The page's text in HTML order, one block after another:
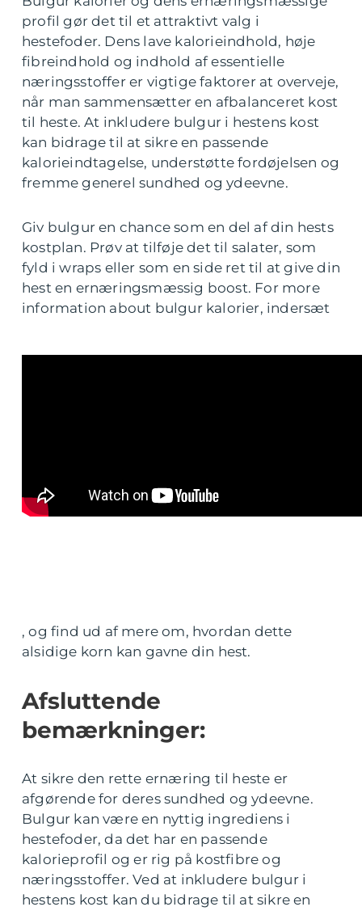
profil gør det til et attraktivt valg i
hestefoder. Dens lave kalorieindhold, høje
fibreindhold og indhold af essentielle
næringsstoffer er vigtige faktorer at overveje,
når man sammensætter en afbalanceret kost
til heste. At inkludere bulgur i hestens kost
kan bidrage til at sikre en passende
kalorieindtagelse, understøtte fordøjelsen og
fremme generel sundhed og ydeevne.
Giv bulgur en chance som en del af din hests
kostplan. Prøv at tilføje det til salater, som
fyld i wraps eller som en side ret til at give din
hest en ernæringsmæssig boost. For more
information about bulgur kalorier, indersæt
, og find ud af mere om, hvordan dette
alsidige korn kan gavne din hest.
Afsluttende
bemærkninger:
At sikre den rette ernæring til heste er
afgørende for deres sundhed og ydeevne.
Bulgur kan være en nyttig ingrediens i
hestefoder, da det har en passende
kalorieprofil og er rig på kostfibre og
næringsstoffer. Ved at inkludere bulgur i
hestens kost kan du bidrage til at sikre en